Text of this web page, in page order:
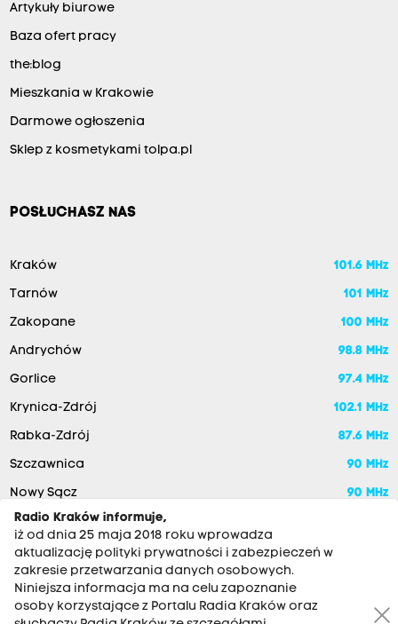
Artykuły biurowe
Baza ofert pracy
the:blog
Mieszkania w Krakowie
Darmowe ogłoszenia
Sklep z kosmetykami tolpa.pl
POSŁUCHASZ NAS
Kraków 101.6 MHz
Tarnów 101 MHz
Zakopane 100 MHz
Andrychów 98.8 MHz
Gorlice 97.4 MHz
Krynica-Zdrój 102.1 MHz
Rabka-Zdrój 87.6 MHz
Szczawnica 90 MHz
Nowy Sącz
90 MHz
Radio Kraków informuje,
iż od dnia 25 maja 2018 roku wprowadza
aktualizację polityki prywatności i zabezpieczeń w
zakresie przetwarzania danych osobowych.
Niniejsza informacja ma na celu zapoznanie
osoby korzystające z Portalu Radia Kraków oraz